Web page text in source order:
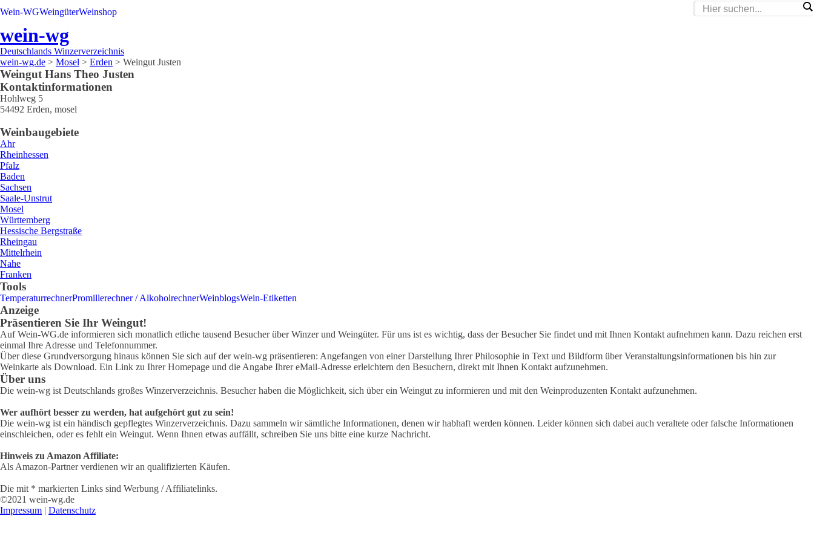
Wein-WGWeingüterWeinshop
wein-wg
Deutschlands Winzerverzeichnis
wein-wg.de > Mosel > Erden > Weingut Justen
Weingut Hans Theo Justen
Kontaktinformationen
Hohlweg 5
54492 Erden, mosel
Weinbaugebiete
Ahr
Rheinhessen
Pfalz
Baden
Sachsen
Saale-Unstrut
Mosel
Württemberg
Hessische Bergstraße
Rheingau
Mittelrhein
Nahe
Franken
Tools
TemperaturrechnerPromillerechner / AlkoholrechnerWeinblogsWein-Etiketten
Anzeige
Präsentieren Sie Ihr Weingut!
Auf Wein-WG.de informieren sich monatlich etliche tausend Besucher über Winzer und Weingüter. Für uns ist es wichtig, dass der Besucher Sie findet und mit Ihnen Kontakt aufnehmen kann. Dazu reichen erst
einmal Ihre Adresse und Telefonnummer.
Über diese Grundversorgung hinaus können Sie sich auf der wein-wg präsentieren: Angefangen von einer Darstellung Ihrer Philosophie in Text und Bildform über Veranstaltungsinformationen bis hin zur
Weinkarte als Download. Ein Link zu Ihrer Homepage und die Angabe Ihrer eMail-Adresse erleichtern den Besuchern, direkt mit Ihnen Kontakt aufzunehmen.
Über uns
Die wein-wg ist Deutschlands großes Winzerverzeichnis. Besucher haben die Möglichkeit, sich über ein Weingut zu informieren und mit den Weinproduzenten Kontakt aufzunehmen.
Wer aufhört besser zu werden, hat aufgehört gut zu sein!
Die wein-wg ist ein händisch gepflegtes Winzerverzeichnis. Dazu sammeln wir sämtliche Informationen, denen wir habhaft werden können. Leider können sich dabei auch veraltete oder falsche Informationen
einschleichen, oder es fehlt ein Weingut. Wenn Ihnen etwas auffällt, schreiben Sie uns bitte eine kurze Nachricht.
Hinweis zu Amazon Affiliate:
Als Amazon-Partner verdienen wir an qualifizierten Käufen.
Die mit * markierten Links sind Werbung / Affiliatelinks.
©2021 wein-wg.de
Impressum | Datenschutz